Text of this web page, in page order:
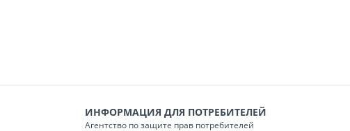
ИНФОРМАЦИЯ ДЛЯ ПОТРЕБИТЕЛЕЙ
Агентство по защите прав потребителей